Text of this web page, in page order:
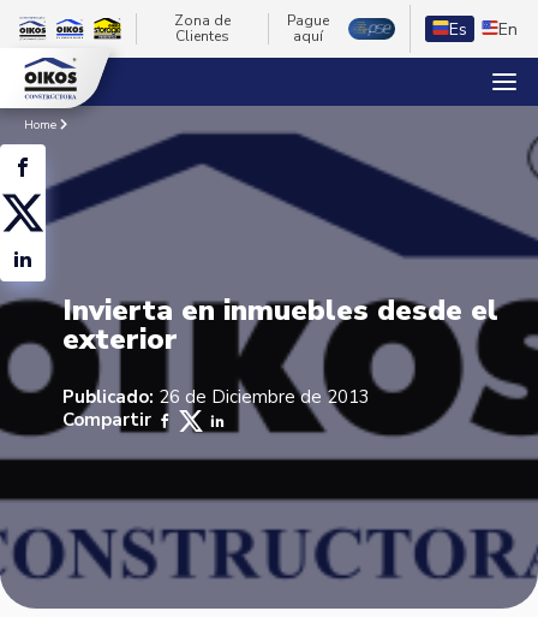
Zona de
Clientes
Pague
aquí
Es En
Home
Invierta en inmuebles desde el
exterior
Publicado: 26 de Diciembre de 2013
Compartir